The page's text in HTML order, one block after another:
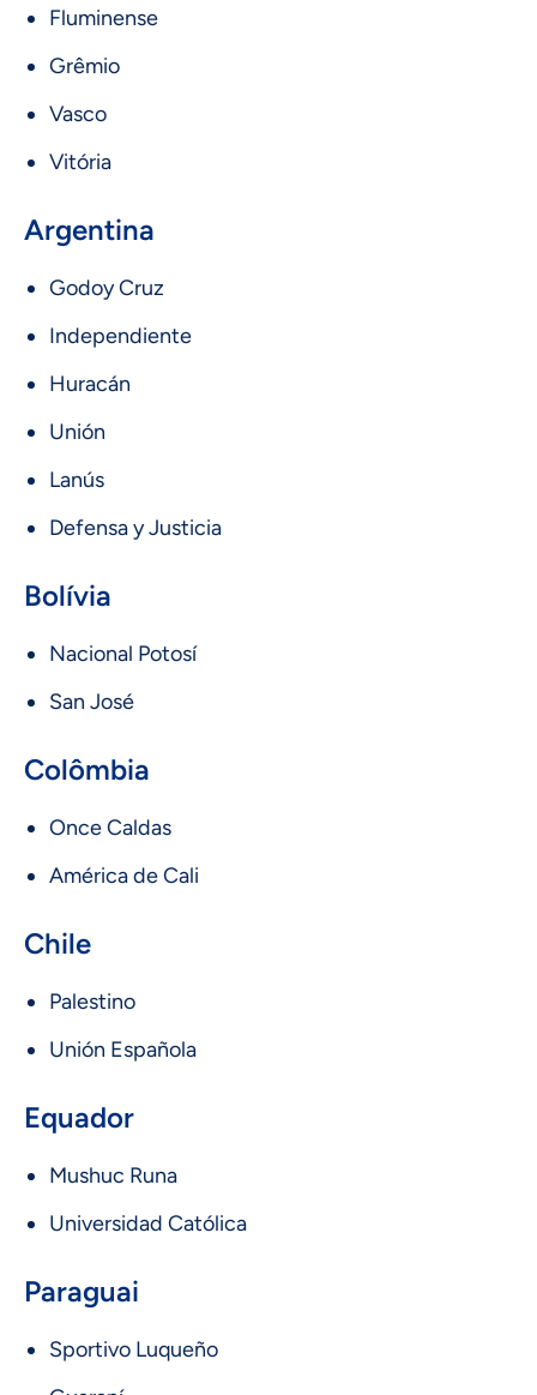
Fluminense
Grêmio
Vasco
Vitória
Argentina
Godoy Cruz
Independiente
Huracán
Unión
Lanús
Defensa y Justicia
Bolívia
Nacional Potosí
San José
Colômbia
Once Caldas
América de Cali
Chile
Palestino
Unión Española
Equador
Mushuc Runa
Universidad Católica
Paraguai
Sportivo Luqueño